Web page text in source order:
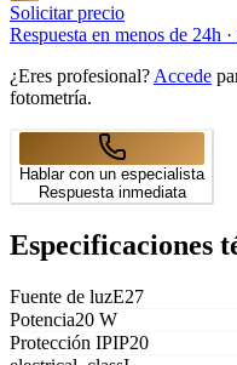
Solicitar precio
Respuesta en menos de 24h
¿Eres profesional? Accede
fotometría.
Hablar con un especialista
Respuesta inmediata
Especificaciones
Fuente de luzE27
Potencia20 W
Protección IPIP20